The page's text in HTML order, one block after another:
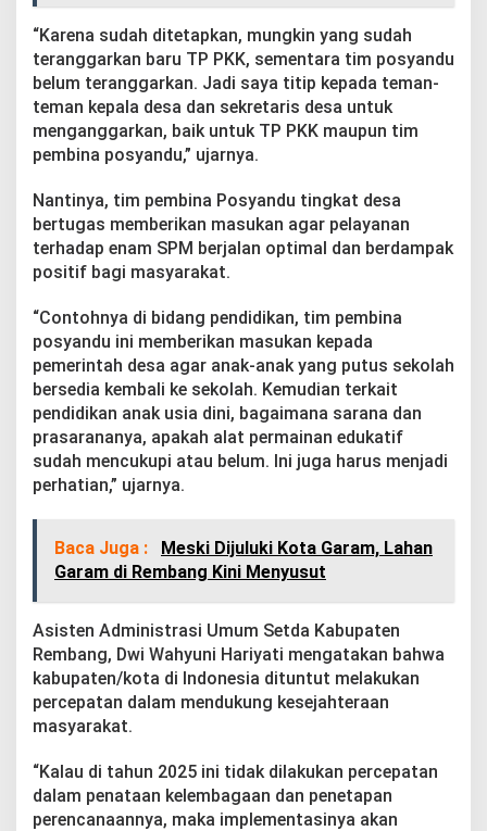
a
n
d
u
D
e
s
a
“Karena sudah ditetapkan, mungkin yang sudah
teranggarkan baru TP PKK, sementara tim posyandu
belum teranggarkan. Jadi saya titip kepada teman-
teman kepala desa dan sekretaris desa untuk
menganggarkan, baik untuk TP PKK maupun tim
pembina posyandu,” ujarnya.
Nantinya, tim pembina Posyandu tingkat desa
bertugas memberikan masukan agar pelayanan
terhadap enam SPM berjalan optimal dan berdampak
positif bagi masyarakat.
“Contohnya di bidang pendidikan, tim pembina
posyandu ini memberikan masukan kepada
pemerintah desa agar anak-anak yang putus sekolah
bersedia kembali ke sekolah. Kemudian terkait
pendidikan anak usia dini, bagaimana sarana dan
prasarananya, apakah alat permainan edukatif
sudah mencukupi atau belum. Ini juga harus menjadi
perhatian,” ujarnya.
Baca Juga :
Meski Dijuluki Kota Garam, Lahan
Garam di Rembang Kini Menyusut
Asisten Administrasi Umum Setda Kabupaten
Rembang, Dwi Wahyuni Hariyati mengatakan bahwa
kabupaten/kota di Indonesia dituntut melakukan
percepatan dalam mendukung kesejahteraan
masyarakat.
“Kalau di tahun 2025 ini tidak dilakukan percepatan
dalam penataan kelembagaan dan penetapan
perencanaannya, maka implementasinya akan